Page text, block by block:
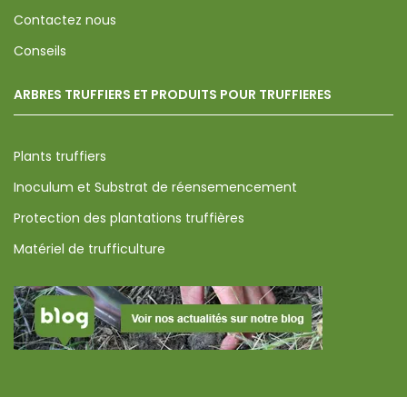
Contactez nous
Conseils
ARBRES TRUFFIERS ET PRODUITS POUR TRUFFIERES
Plants truffiers
Inoculum et Substrat de réensemencement
Protection des plantations truffières
Matériel de trufficulture